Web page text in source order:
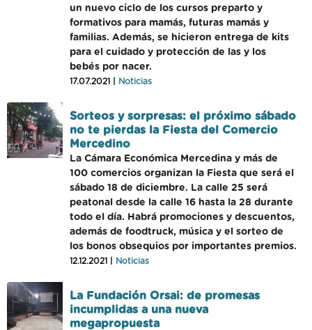
un nuevo ciclo de los cursos preparto y
formativos para mamás, futuras mamás y
familias. Además, se hicieron entrega de kits
para el cuidado y protección de las y los
bebés por nacer.
17.07.2021 | Noticias
Sorteos y sorpresas: el próximo sábado
no te pierdas la Fiesta del Comercio
Mercedino
La Cámara Económica Mercedina y más de
100 comercios organizan la Fiesta que será el
sábado 18 de diciembre. La calle 25 será
peatonal desde la calle 16 hasta la 28 durante
todo el día. Habrá promociones y descuentos,
además de foodtruck, música y el sorteo de
los bonos obsequios por importantes premios.
12.12.2021 | Noticias
La Fundación Orsai: de promesas
incumplidas a una nueva
megapropuesta